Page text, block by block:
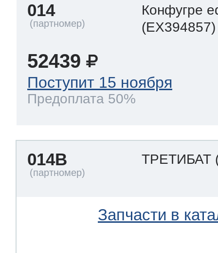
014
Конфугре
(EX394857)
52439
Поступит 15 ноября
Предоплата 50%
014B ТРЕТИБАТ
Запчасти в